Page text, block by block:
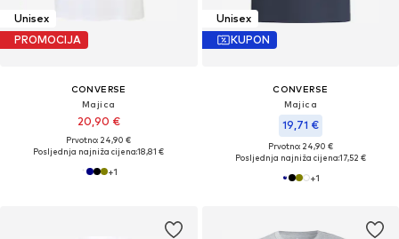
Unisex
PROMOCIJA
CONVERSE
Majica
20,90 €
Prvotno: 24,90 €
Posljednja najniža cijena:18,81 €
+1
Unisex
KUPON
CONVERSE
Majica
19,71 €
Prvotno: 24,90 €
Posljednja najniža cijena:17,52 €
+1